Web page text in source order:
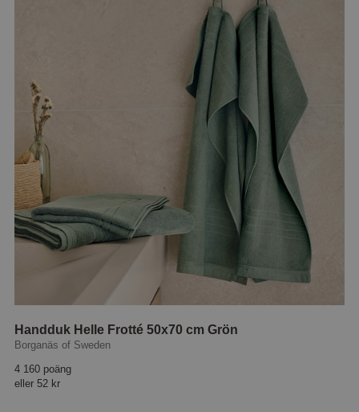
Handduk Helle Frotté 50x70 cm Grön
Borganäs of Sweden
4 160 poäng
eller 52 kr